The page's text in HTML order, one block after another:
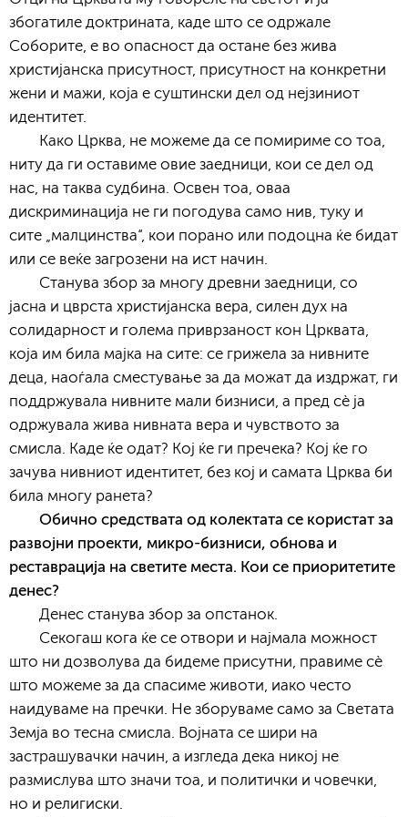
збогатиле доктрината, каде што се одржале
Соборите, е во опасност да остане без жива
христијанска присутност, присутност на конкретни
жени и мажи, која е суштински дел од нејзиниот
идентитет.
Како Црква, не можеме да се помириме со тоа,
ниту да ги оставиме овие заедници, кои се дел од
нас, на таква судбина. Освен тоа, оваа
дискриминација не ги погодува само нив, туку и
сите „малцинства“, кои порано или подоцна ќе бидат
или се веќе загрозени на ист начин.
Станува збор за многу древни заедници, со
јасна и цврста христијанска вера, силен дух на
солидарност и голема приврзаност кон Црквата,
која им била мајка на сите: се грижела за нивните
деца, наоѓала сместување за да можат да издржат, ги
поддржувала нивните мали бизниси, а пред сè ја
одржувала жива нивната вера и чувството за
смисла. Каде ќе одат? Кој ќе ги пречека? Кој ќе го
зачува нивниот идентитет, без кој и самата Црква би
била многу ранета?
Обично средствата од колектата се користат за
развојни проекти, микро-бизниси, обнова и
реставрација на светите места. Кои се приоритетите
денес?
Денес станува збор за опстанок.
Секогаш кога ќе се отвори и најмала можност
што ни дозволува да бидеме присутни, правиме сè
што можеме за да спасиме животи, иако често
наидуваме на пречки. Не зборуваме само за Светата
Земја во тесна смисла. Војната се шири на
застрашувачки начин, а изгледа дека никој не
размислува што значи тоа, и политички и човечки,
но и религиски.